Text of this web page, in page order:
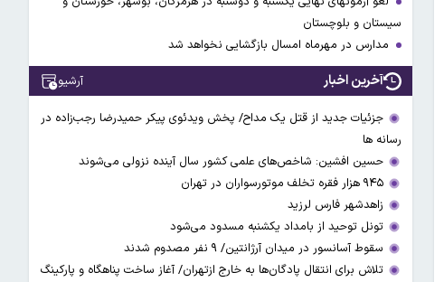
سیستان و بلوچستان
مدارس در مهرماه امسال بازگشایی نخواهد شد
آخرین اخبار آرشیو
جزئیات جدید از قتل یک مداح/ پخش ویدئوی پیکر حمیدرضا رجب‌زاده در
رسانه ها
حسین افشین: شاخص‌های علمی کشور سال آینده نزولی می‌شوند
۹۴۵ هزار فقره تخلف موتورسواران در تهران
زاهدشهر فارس لرزید
تونل توحید از بامداد یکشنبه مسدود می‌شود
سقوط آسانسور در میدان آرژانتین/ ۹ نفر مصدوم شدند
تلاش برای انتقال پادگان‌ها به خارج ازتهران/ آغاز ساخت پناهگاه و پارکینگ